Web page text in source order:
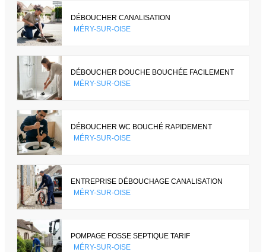
DÉBOUCHER CANALISATION
MÉRY-SUR-OISE
DÉBOUCHER DOUCHE BOUCHÉE FACILEMENT
MÉRY-SUR-OISE
DÉBOUCHER WC BOUCHÉ RAPIDEMENT
MÉRY-SUR-OISE
ENTREPRISE DÉBOUCHAGE CANALISATION
MÉRY-SUR-OISE
POMPAGE FOSSE SEPTIQUE TARIF
MÉRY-SUR-OISE